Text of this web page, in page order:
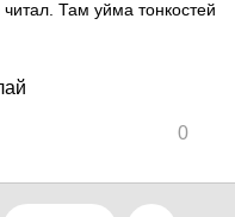
Там уйма тонкостей
0